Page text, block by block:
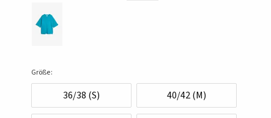
Größe:
36/38 (S) 40/42 (M)